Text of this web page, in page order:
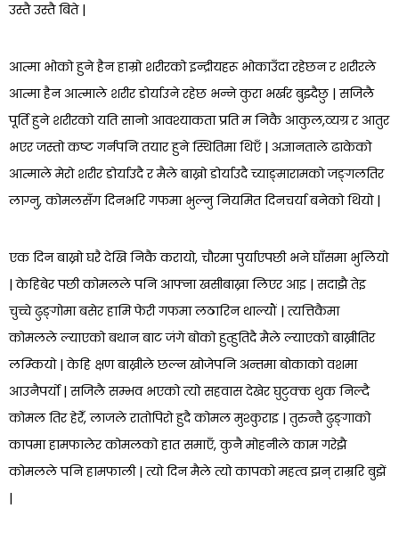
उस्तै उस्तै बिते |
आत्मा भोको हुने हैन हाम्रो शरीरको इन्द्रीयहरू भोकाउँदा रहेछन र शरीरले
आत्मा हैन आत्माले शरीर डोर्याउने रहेछ भन्ने कुरा भर्खर बुझ्दैछु | सजिलै
पूर्ति हुने शरीरको यति सानो आवश्याकता प्रति म निकै आकुल,व्यग्र र आतुर
भएर जस्तो कष्ट गर्नपनि तयार हुने स्थितिमा थिएँ | अज्ञानताले ढाकेको
आत्माले मेरो शरीर डोर्याउदै र मैले बाख्रो डोर्याउदै च्याङ्मारामको जङ्गलतिर
लाग्नु, कोमलसँग दिनभरि गफमा भुल्नु नियमित दिनचर्या बनेको थियो |
एक दिन बाख्रो घरै देखि निकै करायो, चौरमा पुर्याएपछी भने घाँसमा भुलियो
| केहिबेर पछी कोमलले पनि आफ्ना खसीबाख्रा लिएर आइ | सदाझै तेइ
चुच्चे ढुङ्गोमा बसेर हामि फेरी गफमा लठारिन थाल्यौं | त्यत्तिकैमा
कोमलले ल्याएको बथान बाट जंगे बोको हुत्हुतिदै मैले ल्याएको बाख्रीतिर
लम्कियो | केहि क्षण बाख्रीले छल्न खोजेपनि अन्तमा बोकाको वशमा
आउनैपर्यो | सजिलै सम्भव भएको त्यो सहवास देखेर घुटुक्क थुक निल्दै
कोमल तिर हेरेँ, लाजले रातोपिरो हुदै कोमल मुश्कुराइ | तुरुन्तै ढुङ्गाको
कापमा हामफालेर कोमलको हात समाएँ, कुनै मोहनीले काम गरेझै
कोमलले पनि हामफाली | त्यो दिन मैले त्यो कापको महत्व झन् राम्ररि बुझें
|